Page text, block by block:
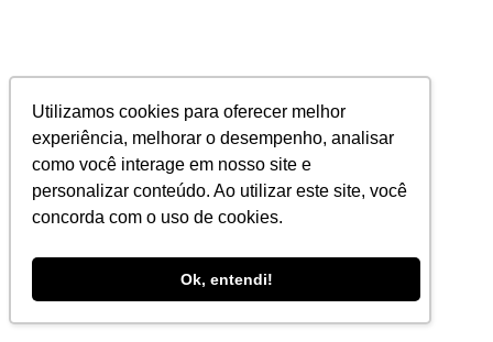
Utilizamos cookies para oferecer melhor
experiência, melhorar o desempenho, analisar
como você interage em nosso site e
personalizar conteúdo. Ao utilizar este site, você
concorda com o uso de cookies.
Ok, entendi!